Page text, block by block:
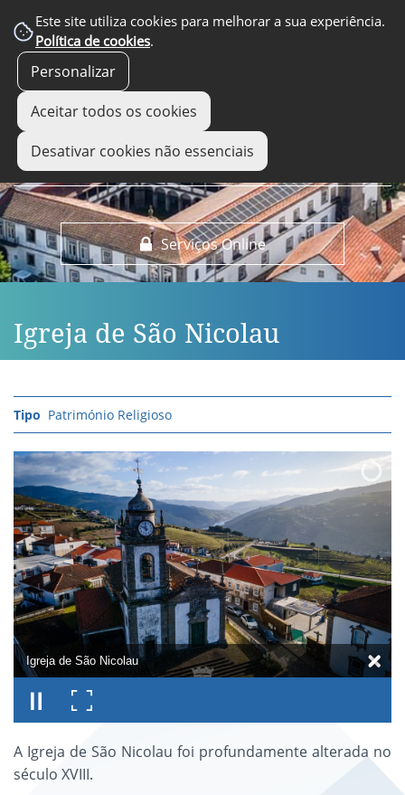
Este site utiliza cookies para melhorar a sua experiência.
Política de cookies.
Personalizar
Aceitar todos os cookies
Desativar cookies não essenciais
Serviços Online
EM DESTAQUE
Igreja de São Nicolau
Património Religioso
Igreja de São Nicolau
A Igreja de São Nicolau foi profundamente alterada no
século XVIII.